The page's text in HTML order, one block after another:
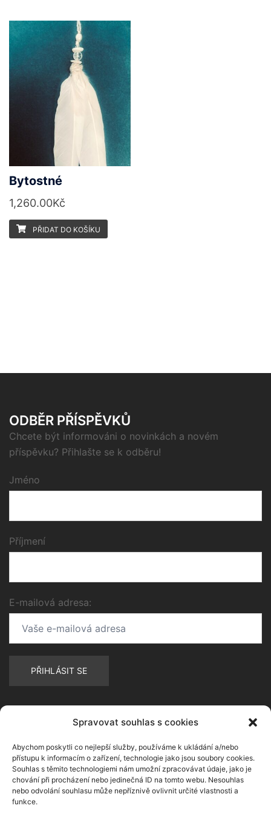
Spravovat souhlas s cookies
Abychom poskytli co nejlepší služby, používáme k ukládání a/nebo
přístupu k informacím o zařízení, technologie jako jsou soubory cookies.
Souhlas s těmito technologiemi nám umožní zpracovávat údaje, jako je
chování při procházení nebo jedinečná ID na tomto webu. Nesouhlas
nebo odvolání souhlasu může nepříznivě ovlivnit určité vlastnosti a
funkce.
Bytostné
1,260.00Kč
PŘIDAT DO KOŠÍKU
ODBĚR PŘÍSPĚVKŮ
Chcete být informováni o novinkách a novém
příspěvku? Přihlašte se k odběru!
Jméno
Příjmení
E-mailová adresa: